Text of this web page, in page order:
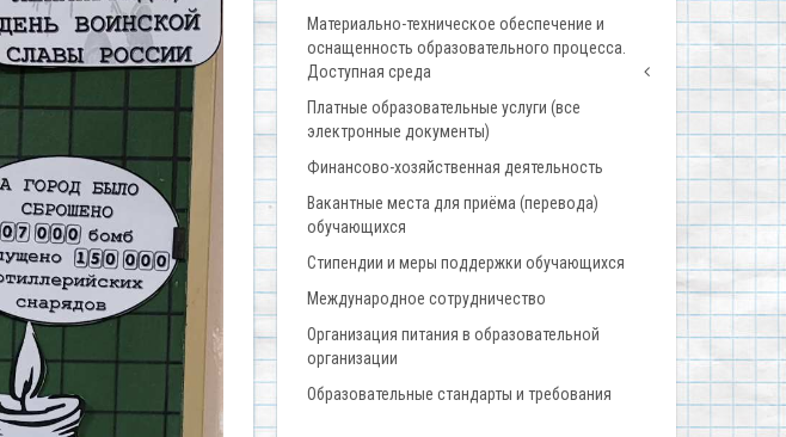
Материально-техническое обеспечение и
оснащенность образовательного процесса.
Доступная среда
Платные образовательные услуги (все
электронные документы)
Финансово-хозяйственная деятельность
Вакантные места для приёма (перевода)
обучающихся
Стипендии и меры поддержки обучающихся
Международное сотрудничество
Организация питания в образовательной
организации
Образовательные стандарты и требования